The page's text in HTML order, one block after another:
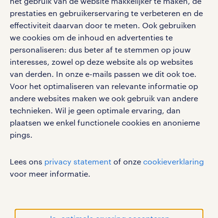
prestaties en gebruikerservaring te verbeteren en de
effectiviteit daarvan door te meten. Ook gebruiken
we cookies om de inhoud en advertenties te
personaliseren: dus beter af te stemmen op jouw
interesses, zowel op deze website als op websites
van derden. In onze e-mails passen we dit ook toe.
Voor het optimaliseren van relevante informatie op
andere websites maken we ook gebruik van andere
technieken. Wil je geen optimale ervaring, dan
plaatsen we enkel functionele cookies en anonieme
pings.
Lees ons privacy statement of onze cookieverklaring
voor meer informatie.
social media
Volg ons voor de leukste content omtrent
vacatures, solliciteren en inspiratie.
werken bij randstad
privacystatement
sitemap